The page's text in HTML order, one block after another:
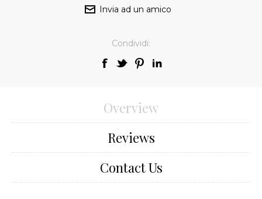
Condividi:
Overview
Reviews
Contact Us